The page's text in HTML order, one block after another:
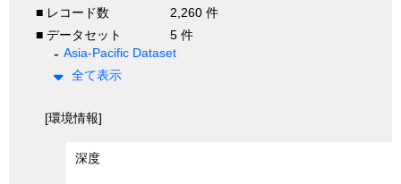
■ レコード数
2,260 件
■ データセット
5 件
Asia-Pacific Dataset
全て表示
[環境情報]
深度